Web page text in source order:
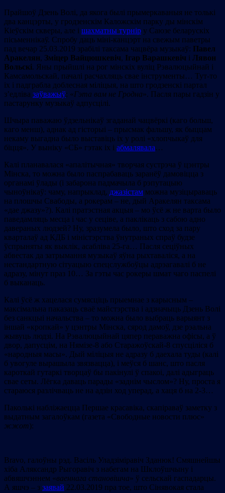
Прайшоў Дзень Волі, да якога былі прымеркаваныя не толькі
два канцэрты, у гродзенскім Каложскім парку ды мінскім
Кіеўскім скверы, але і шахматны турнір у Саюзе беларускіх
пісьменнікаў. Спробу даць міні-канцэрт на свежым паветры
пад вечар 25.03.2019 зрабілі таксама чацвёра музыкаў: Павел
Аракелян, Зміцер Вайцюшкевіч, Ігар Варашкевіч і Лявон
Вольскі. Яны прыйшлі на рог мінскіх вуліц Рэвалюцыйнай і
Камсамольскай, пачалі расчахляць свае інструменты… Тут-то
іх і падграбла доблесная міліцыя, на што гродзенскі партал
з’едліва заўважыў: «Гэта вам не Гродна». Пасля пары гадзін у
пастарунку музыкаў адпусцілі.
Шчыра паважаю ўдзельнікаў згаданай чацвёркі (каго больш,
каго менш), аднак ад гісторыі – прысмак фальшу, як быццам
некаму выгадна было выставіць іх у ролі «хлопчыкаў для
біцця». У выніку «СБ» гэтак іх і абмалявала…
Калі планавалася «апалітычная» творчая сустрэча ў цэнтры
Мінска, то можна было паспрабаваць заранёў дамовіцца з
органамі ўлады (і забарона падмачыла б рэпутацыю
чыноўнікаў: чаму, напрыклад, джазістам можна музіцыраваць
на плошчы Свабоды, а рокерам – не, дый Аракелян таксама
«дае джазу»?). Калі пратэстная акцыя – мо ўсё ж не варта было
паведамляць месца і час у сеціве, а паклікаць з сабою адно
давераных людзей? Ну, зразумела было, што cход за пару
кварталаў ад КДБ і міністэрства ўнутраных спраў будзе
ўспрыняты як выклік, асабліва 25-га… Пасля сеціўных
абвестак да затрымання музыкаў яўна рыхтаваліся, а на
нестандартную сітуацыю спецслужбоўцы адрэагавалі б не
адразу, мінут праз 10… За гэты час рокеры шмат чаго паспелі
б выканаць.
Калі ўсё ж хацелася сумясціць прыемнае з карысным –
максімальна паказаць сваё майстэрства і адзначыць Дзень Волі
без санкцыі начальства – то можна было выбраць варыянт з
іншай «кропкай» у цэнтры Мінска, сярод дамоў, дзе рэальна
жывуць людзі. На Рэвалюцыйнай цяпер пераважна офісы, а ў
двор, дапусцім, на Нямізе-8 або Старажоўскай-8 спусціліся б
«народныя масы». Дый міліцыя не адразу б даехала туды (калі
б увогуле вырашыла звязвацца), і меўся б шанс, што пасля
кароткай гутаркі творцаў бы пакінулі ў спакоі, далі адыграць
свае сеты. Лёгка даваць парады «заднім чыслом»? Ну, проста я
стараюся разлічваць не на адзін ход уперад, а хаця б на 2-3…
Паколькі набліжаецца Першае красавіка, скапіраваў заметку з
выдатным загалоўкам (газета «Свободные новости плюс»
жжот):
Bravo, галоўны рэд. Васіль Уладзіміравіч Зданюк! Смяшнейшы
хіба Аляксандр Рыгоравіч з набегам на Шклоўшчыну і
абвяшчэннем «ваеннага становішча» ў сельскай гаспадарцы.
А яшчэ – з заявай 22.03.2019 пра тое, што Сінявокая стала